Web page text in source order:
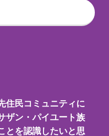
住民コミュニティに
ザン・パイユート族
とを認識したいと思